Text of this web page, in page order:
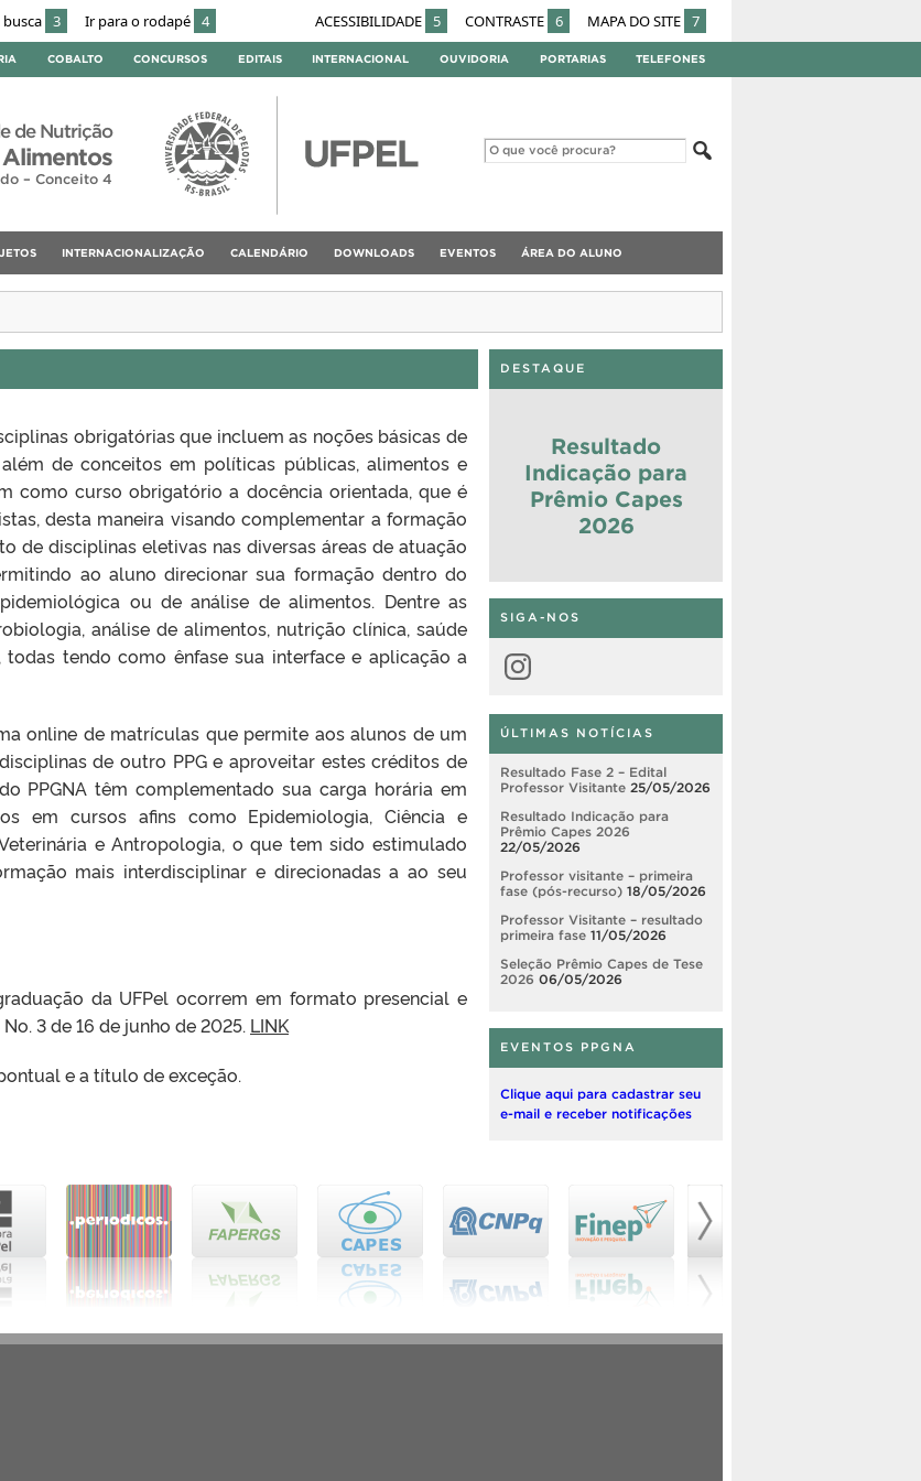
3 Ir para o rodapé 4 ACESSIBILIDADE 5 CONTRASTE 6 MAPA DO SITE 7
COBALTO CONCURSOS EDITAIS INTERNACIONAL OUVIDORIA PORTARIAS TELEFONES
de Nutrição
– Conceito 4
INTERNACIONALIZAÇÃO CALENDÁRIO DOWNLOADS EVENTOS ÁREA DO ALUNO
obrigatórias que incluem as noções básicas de
de conceitos em políticas públicas, alimentos e
como curso obrigatório a docência orientada, que é
desta maneira visando complementar a formação
de disciplinas eletivas nas diversas áreas de atuação
ao aluno direcionar sua formação dentro do
ou de análise de alimentos. Dentre as
análise de alimentos, nutrição clínica, saúde
tendo como ênfase sua interface e aplicação a
online de matrículas que permite aos alunos de um
de outro PPG e aproveitar estes créditos de
PPGNA têm complementado sua carga horária em
em cursos afins como Epidemiologia, Ciência e
e Antropologia, o que tem sido estimulado
mais interdisciplinar e direcionadas a ao seu
da UFPel ocorrem em formato presencial e
3 de 16 de junho de 2025. LINK
e a título de exceção.
DESTAQUE
Resultado
Indicação para
Prêmio Capes
2026
SIGA-NOS
Instagram
ÚLTIMAS NOTÍCIAS
Resultado Fase 2 – Edital
Professor Visitante 25/05/2026
Resultado Indicação para
Prêmio Capes 2026
22/05/2026
Professor visitante – primeira
fase (pós-recurso) 18/05/2026
Professor Visitante – resultado
primeira fase 11/05/2026
Seleção Prêmio Capes de Tese
2026 06/05/2026
EVENTOS PPGNA
Clique aqui para cadastrar seu
e-mail e receber notificações